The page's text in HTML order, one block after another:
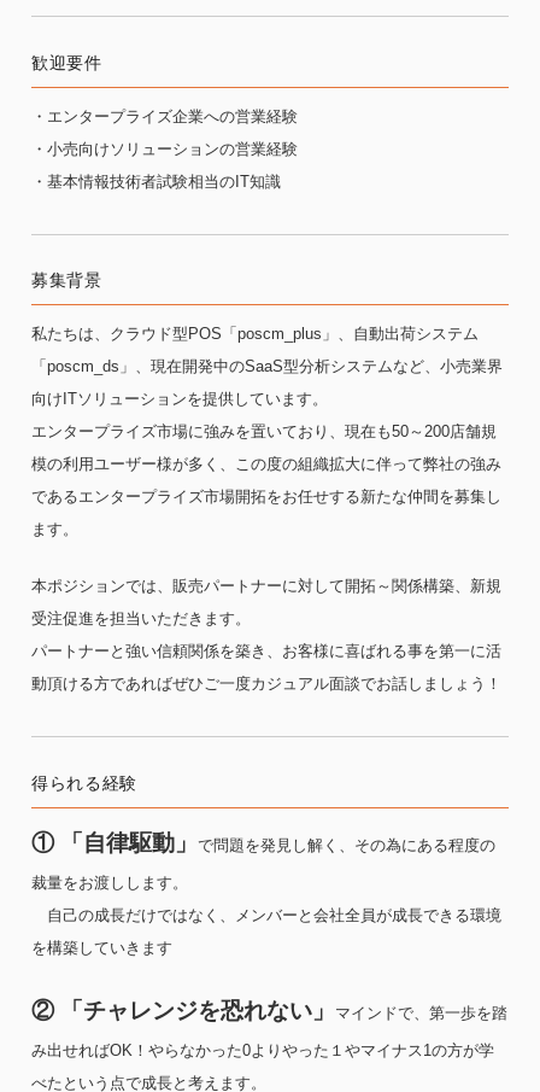
歓迎要件
・エンタープライズ企業への営業経験
・小売向けソリューションの営業経験
・基本情報技術者試験相当のIT知識
募集背景
私たちは、クラウド型POS「poscm_plus」、自動出荷システム
「poscm_ds」、現在開発中のSaaS型分析システムなど、小売業界
向けITソリューションを提供しています。
エンタープライズ市場に強みを置いており、現在も50～200店舗規
模の利用ユーザー様が多く、この度の組織拡大に伴って弊社の強み
であるエンタープライズ市場開拓をお任せする新たな仲間を募集し
ます。
本ポジションでは、販売パートナーに対して開拓～関係構築、新規
受注促進を担当いただきます。
パートナーと強い信頼関係を築き、お客様に喜ばれる事を第一に活
動頂ける方であればぜひご一度カジュアル面談でお話しましょう！
得られる経験
① 「自律駆動」 で問題を発見し解く、その為にある程度の
裁量をお渡しします。
自己の成長だけではなく、メンバーと会社全員が成長できる環境
を構築していきます
② 「チャレンジを恐れない」 マインドで、第一歩を踏
み出せればOK！やらなかった0よりやった１やマイナス1の方が学
べたという点で成長と考えます。